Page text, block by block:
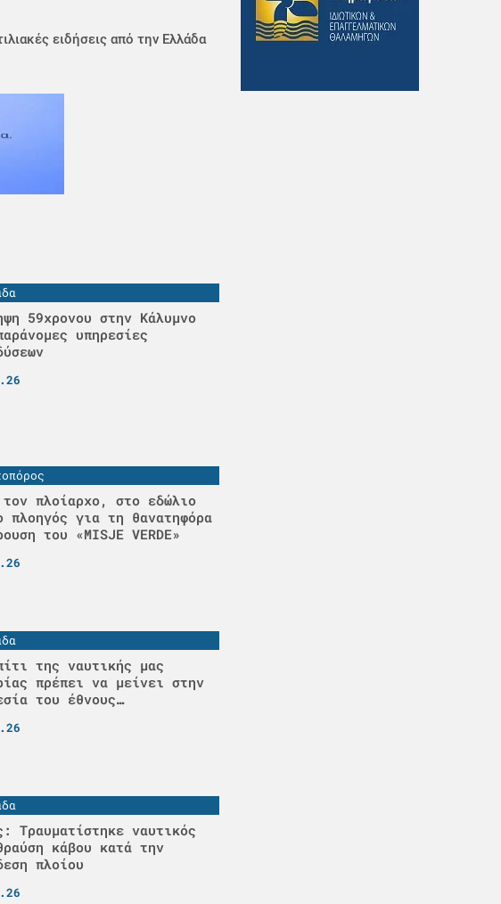
ειδήσεις από την Ελλάδα
59χρονου στην Κάλυμνο
υπηρεσίες
τον πλοίαρχο, στο εδώλιο
πλοηγός για τη θανατηφόρα
του «MISJE VERDE»
της ναυτικής μας
πρέπει να μείνει στην
του έθνους…
Τραυματίστηκε ναυτικός
κάβου κατά την
πλοίου